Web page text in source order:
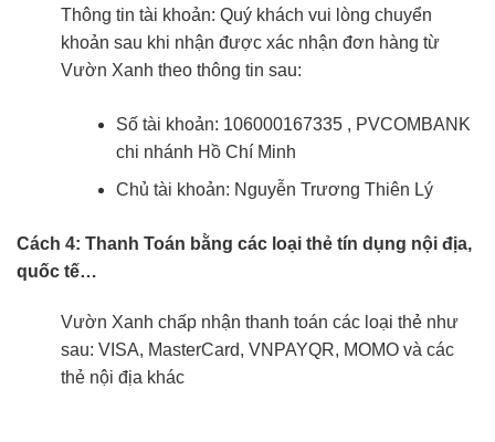
Thông tin tài khoản: Quý khách vui lòng chuyển
khoản sau khi nhận được xác nhận đơn hàng từ
Vườn Xanh theo thông tin sau:
Số tài khoản: 106000167335 , PVCOMBANK
chi nhánh Hồ Chí Minh
Chủ tài khoản: Nguyễn Trương Thiên Lý
Cách 4: Thanh Toán bằng các loại thẻ tín dụng nội địa,
quốc tế…
Vườn Xanh chấp nhận thanh toán các loại thẻ như
sau: VISA, MasterCard, VNPAYQR, MOMO và các
thẻ nội địa khác